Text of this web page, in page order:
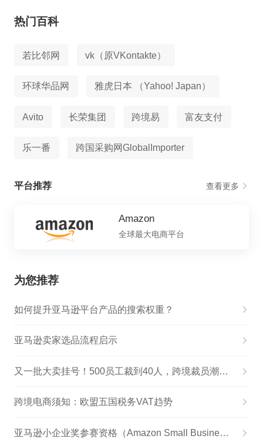
热门百科
若比邻网 vk（原VKontakte）
环球华品网 雅虎日本 （Yahoo! Japan）
Avito 长荣集团 跨境易 富友支付
乐一番 跨国采购网GlobalImporter
平台推荐 查看更多
Amazon
全球最大电商平台
为您推荐
如何提升亚马逊平台产品的搜索权重？
亚马逊卖家选品流程启示
又一批大卖挂号！500员工裁到40人，跨境裁员潮爆发
跨境电商须知：欧盟五国税务VAT趋势
亚马逊小企业奖参赛资格（Amazon Small Business Awards）